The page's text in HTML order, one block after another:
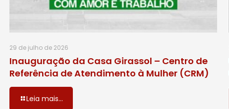
29 de julho de 2026
Inauguração da Casa Girassol – Centro de
Referência de Atendimento à Mulher (CRM)
Leia mais...